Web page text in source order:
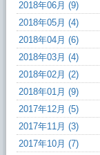
2018年06月 (9)
2018年05月 (4)
2018年04月 (6)
2018年03月 (4)
2018年02月 (2)
2018年01月 (9)
2017年12月 (5)
2017年11月 (3)
2017年10月 (7)